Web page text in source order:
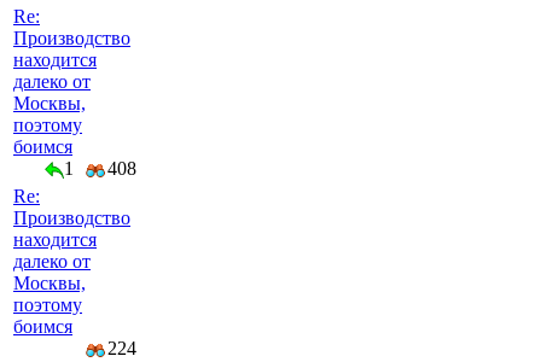
Re:
Производство
находится
далеко от
Москвы,
поэтому
боимся
1
408
Re:
Производство
находится
далеко от
Москвы,
поэтому
боимся
224